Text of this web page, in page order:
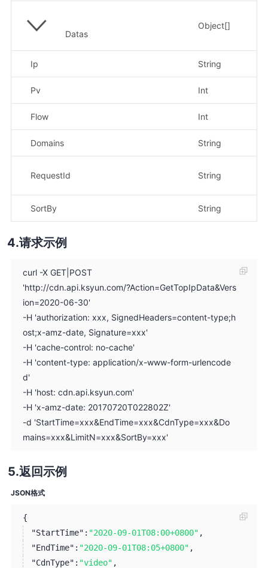
Datas
Object[]
Ip String
Pv Int
Flow Int
Domains String
RequestId String
SortBy String
请求示例
curl -X GET|POST
'http://cdn.api.ksyun.com/?Action=GetTopIpData&Vers
ion=2020-06-30'
-H 'authorization: xxx, SignedHeaders=content-type;h
ost;x-amz-date, Signature=xxx'
-H 'cache-control: no-cache'
-H 'content-type: application/x-www-form-urlencode
d'
-H 'host: cdn.api.ksyun.com'
-H 'x-amz-date: 20170720T022802Z'
-d 'StartTime=xxx&EndTime=xxx&CdnType=xxx&Do
mains=xxx&LimitN=xxx&SortBy=xxx'
返回示例
JSON格式
{
"StartTime": "2020-09-01T08:00+0800" ,
"EndTime": "2020-09-01T08:05+0800" ,
"CdnType": "video" ,